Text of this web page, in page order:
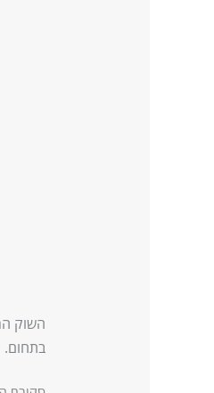
השוק
בתחום.